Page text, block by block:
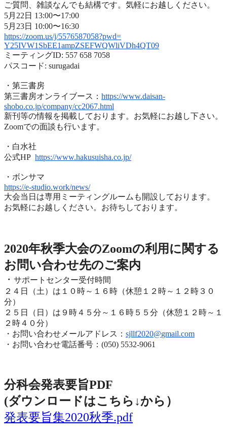
ご質問、雑談なんでも結構です。気軽にお越しください。
5月22日 13:00〜17:00
5月23日 10:00〜16:30
https://zoom.us/j/5576587058?pwd=
Y25IVW1SbEE1ampZSEFWQWliVDh4QT09
ミーティングID: 557 658 7058
パスコード: surugadai
・第三書房
第三書房オンライブース： https://www.daisan-
shobo.co.jp/company/cc2067.html
新刊等の情報を掲載しております。お気軽にお越し下さい。
Zoomでの面談も行います。
・白水社
公式HP https://www.hakusuisha.co.jp/
・ボンサマ
https://e-studio.work/news/
大会当日は専用ミーティングルームも開設しております。
お気軽にお越しください。お待ちしております。
2020年秋季大会のZoomの利用に関する
お問い合わせ先のご案内
・ サポートセンター受付時間
２４日（土）は１０時～１６時（休憩１２時～１２時３０
分）
２５日（日）は９時４５分～１６時５５分（休憩１２時～ １
２時４０分）
・お問い合わせメールアドレス： sjllf2020@gmail.com
・お問い合わせ電話番号：(050) 5532-9061
分科会発表要旨PDF
(ダウンロードはこちら↓から ）
発表要旨集2020秋季.pdf